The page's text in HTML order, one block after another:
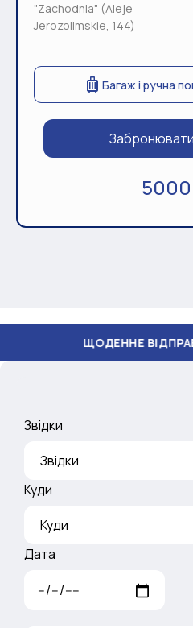
"Zachodnia" (Aleje
Jerozolimskie, 144)
Багаж і ручна
5000
ВІДПРАВЛЕННЯ
Звідки
Куди
Дата